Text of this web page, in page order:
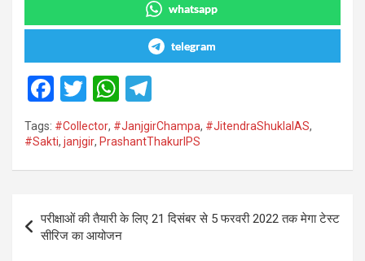
whatsapp
telegram
F
a
ce
b
o
k
T
wi
tt
er
W
h
at
s
p
p
el
e
gr
m
Tags: #Collector, #JanjgirChampa, #JitendraShuklaIAS,
#Sakti, janjgir, PrashantThakurIPS
Post
navigation
परीक्षाओं की तैयारी के लिए 21 दिसंबर से 5 फरवरी 2022 तक मेगा टेस्ट
सीरिज का आयोजन